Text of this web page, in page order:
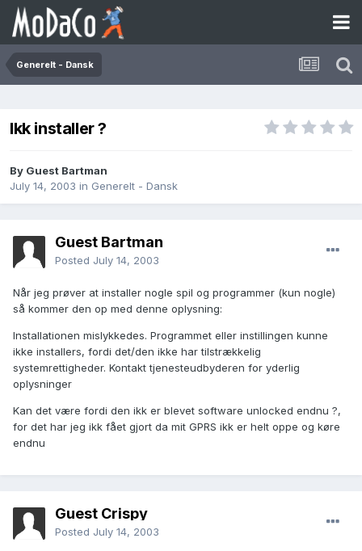
Generelt - Dansk
Ikk installer ?
By Guest Bartman
July 14, 2003 in Generelt - Dansk
Guest Bartman
Posted July 14, 2003
Når jeg prøver at installer nogle spil og programmer (kun nogle)
så kommer den op med denne oplysning:
Installationen mislykkedes. Programmet eller instillingen kunne
ikke installers, fordi det/den ikke har tilstrækkelig
systemrettigheder. Kontakt tjenesteudbyderen for yderlig
oplysninger
Kan det være fordi den ikk er blevet software unlocked endnu ?,
for det har jeg ikk fået gjort da mit GPRS ikk er helt oppe og køre
endnu
Guest Crispy
Posted July 14, 2003